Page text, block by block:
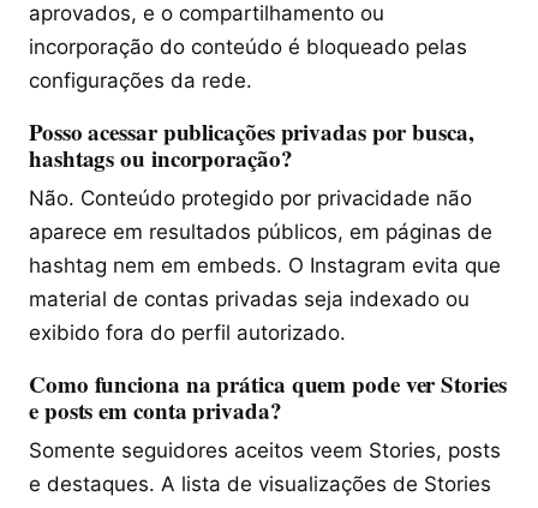
aprovados, e o compartilhamento ou
incorporação do conteúdo é bloqueado pelas
configurações da rede.
Posso acessar publicações privadas por busca,
hashtags ou incorporação?
Não. Conteúdo protegido por privacidade não
aparece em resultados públicos, em páginas de
hashtag nem em embeds. O Instagram evita que
material de contas privadas seja indexado ou
exibido fora do perfil autorizado.
Como funciona na prática quem pode ver Stories
e posts em conta privada?
Somente seguidores aceitos veem Stories, posts
e destaques. A lista de visualizações de Stories